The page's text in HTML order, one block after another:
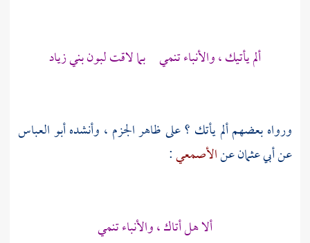
ألم يأتيك ، والأنباء تنمي بما لاقت لبونبني زياد
ورواه بعضهم ألم يأتك ؟ على ظاهر الجزم ، وأنشدهأبو العباس
عنأبي عثمانعنالأصمعي:
ألا هل أتاك ، والأنباء تنمي